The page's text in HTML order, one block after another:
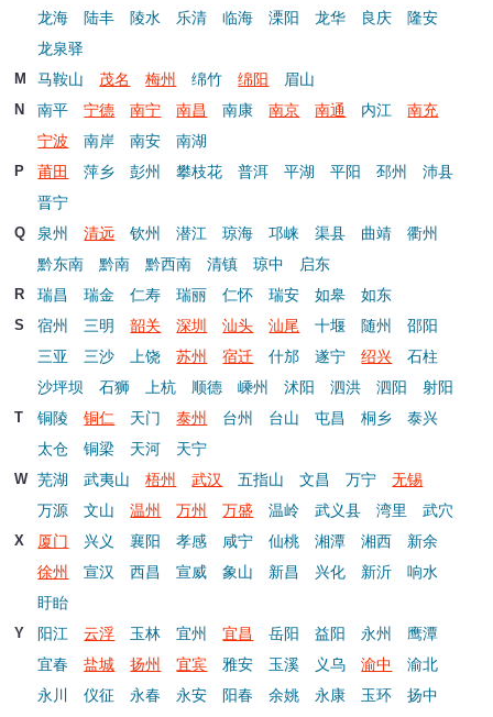
龙海
陆丰 陵水 乐清 临海 溧阳 龙华 良庆
隆安
龙泉驿
M 马鞍山 茂名 梅州 绵竹 绵阳 眉山
N 南平 宁德 南宁 南昌 南康 南京 南通 内江
南充
宁波
南岸 南安 南湖
P 莆田 萍乡 彭州 攀枝花 普洱 平湖 平阳 邳州
沛县
晋宁
Q 泉州 清远 钦州 潜江 琼海 邛崃 渠县 曲靖
衢州
黔东南
黔南 黔西南 清镇 琼中 启东
R 瑞昌 瑞金 仁寿 瑞丽 仁怀 瑞安 如皋 如东
S 宿州 三明 韶关 深圳 汕头 汕尾 十堰 随州
邵阳
三亚
三沙 上饶 苏州 宿迁 什邡 遂宁 绍兴
石柱
沙坪坝
石狮 上杭 顺德 嵊州 沭阳 泗洪 泗阳 射阳
T 铜陵 铜仁 天门 泰州 台州 台山 屯昌 桐乡
泰兴
太仓
铜梁 天河 天宁
W 芜湖 武夷山 梧州 武汉 五指山 文昌 万宁
无锡
万源
文山 温州 万州 万盛 温岭 武义县 湾里 武穴
X 厦门 兴义 襄阳 孝感 咸宁 仙桃 湘潭 湘西
新余
徐州
宣汉 西昌 宣威 象山 新昌 兴化 新沂
响水
盱眙
Y 阳江 云浮 玉林 宜州 宜昌 岳阳 益阳 永州
鹰潭
宜春
盐城 扬州 宜宾 雅安 玉溪 义乌 渝中
渝北
永川
仪征 永春 永安 阳春 余姚 永康 玉环 扬中